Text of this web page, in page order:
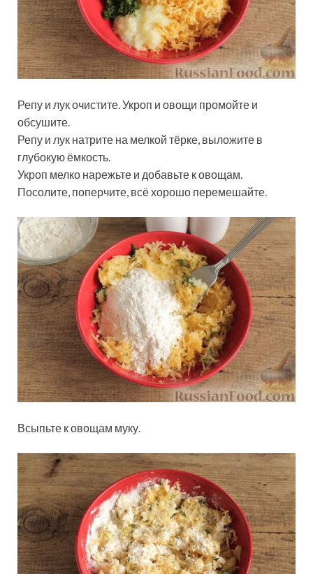
Репу и лук очистите. Укроп и овощи промойте и
обсушите.
Репу и лук натрите на мелкой тёрке, выложите в
глубокую ёмкость.
Укроп мелко нарежьте и добавьте к овощам.
Посолите, поперчите, всё хорошо перемешайте.
Всыпьте к овощам муку.